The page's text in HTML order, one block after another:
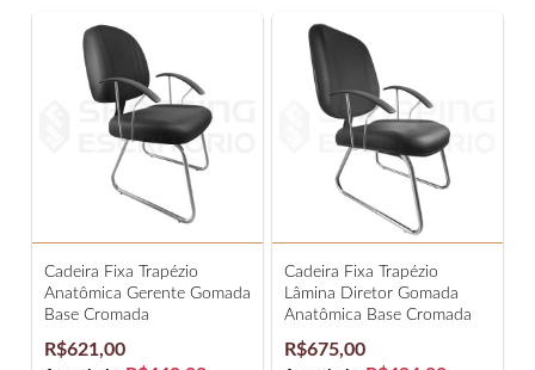
Cadeira Fixa Trapézio
Anatômica Gerente Gomada
Base Cromada
R$621,00
Cadeira Fixa Trapézio
Lâmina Diretor Gomada
Anatômica Base Cromada
R$675,00